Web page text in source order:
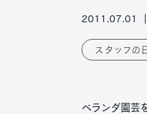
2011.07.01
スタッフの
ベランダ園芸